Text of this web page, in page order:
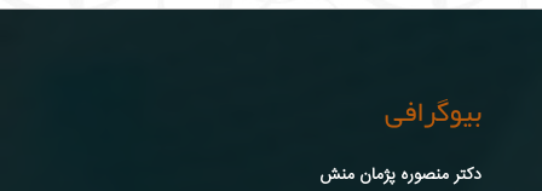
بیوگرافی
دکتر منصوره پژمان منش